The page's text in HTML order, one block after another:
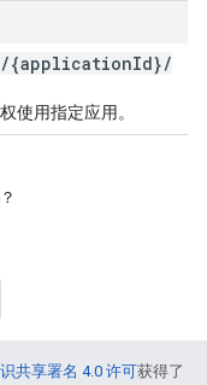
/{applicationId}/
使用指定应用。
共享署名 4.0 许可获得了